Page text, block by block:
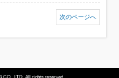
次のページへ